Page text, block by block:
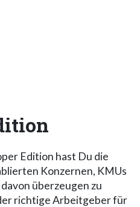
Edition hast Du die
Konzernen, KMUs
überzeugen zu
richtige Arbeitgeber für